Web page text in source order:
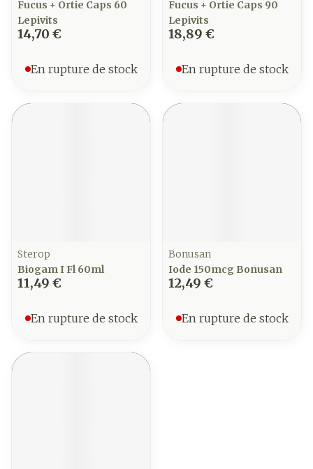
Fucus + Ortie Caps 60
Lepivits
14,70 €
En rupture de stock
Fucus + Ortie Caps 90
Lepivits
18,89 €
En rupture de stock
Sterop
Biogam I Fl 60ml
11,49 €
En rupture de stock
Bonusan
Iode 150mcg Bonusan
12,49 €
En rupture de stock